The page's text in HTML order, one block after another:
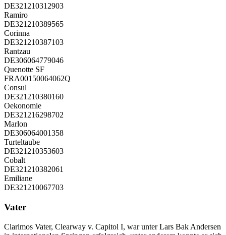
DE321210312903
Ramiro
DE321210389565
Corinna
DE321210387103
Rantzau
DE306064779046
Quenotte SF
FRA00150064062Q
Consul
DE321210380160
Oekonomie
DE321216298702
Marlon
DE306064001358
Turteltaube
DE321210353603
Cobalt
DE321210382061
Emiliane
DE321210067703
Vater
Clarimos Vater, Clearway v. Capitol I, war unter Lars Bak Andersen